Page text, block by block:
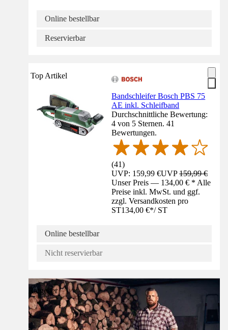
Online bestellbar
Reservierbar
Top Artikel
Bandschleifer Bosch PBS 75
AE inkl. Schleifband
Durchschnittliche Bewertung:
4 von 5 Sternen. 41
Bewertungen.
(41)
UVP: 159,99 €UVP159,99 €
Unser Preis — 134,00 € * Alle
Preise inkl. MwSt. und ggf.
zzgl. Versandkosten pro
ST134,00 €*/ ST
Online bestellbar
Nicht reservierbar
Ratgeber